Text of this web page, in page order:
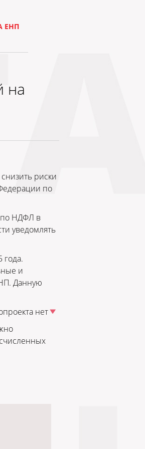
ЕНП
на
риски
по
по НДФЛ в
уведомлять
и
Данную
нет